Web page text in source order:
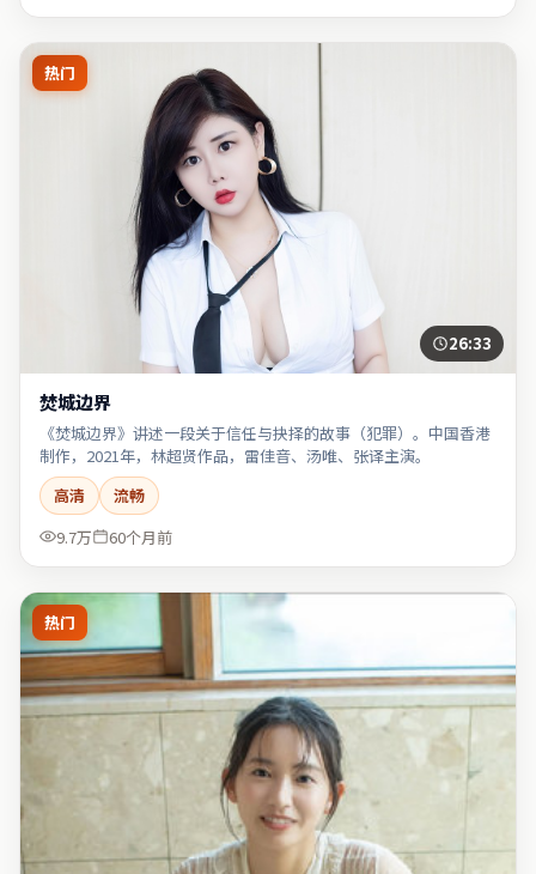
热门
26:33
焚城边界
《焚城边界》讲述一段关于信任与抉择的故事（犯罪）。中国香港
制作，2021年，林超贤作品，雷佳音、汤唯、张译主演。
高清
流畅
9.7万
60个月前
热门